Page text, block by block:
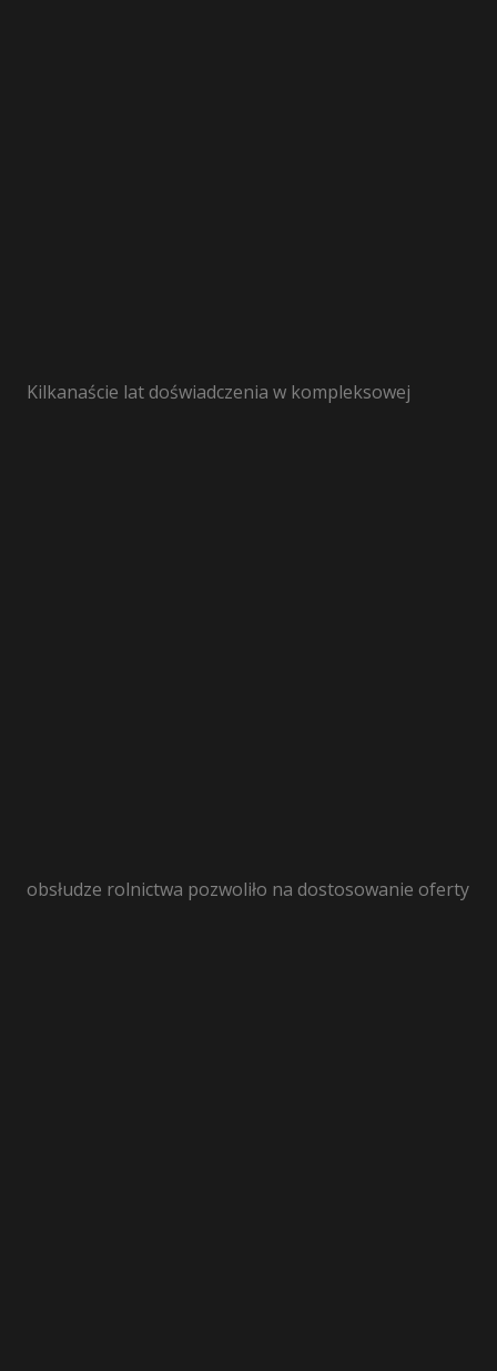
Kilkanaście lat doświadczenia w kompleksowej
obsłudze rolnictwa pozwoliło na dostosowanie oferty